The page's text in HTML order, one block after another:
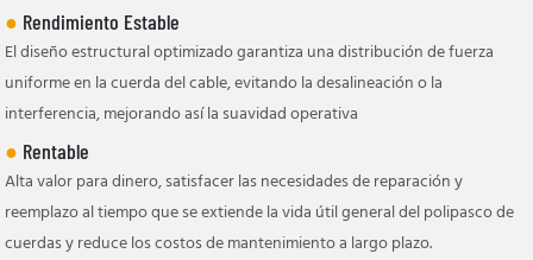
● Rendimiento Estable
El diseño estructural optimizado garantiza una distribución de fuerza
uniforme en la cuerda del cable, evitando la desalineación o la
interferencia, mejorando así la suavidad operativa
● Rentable
Alta valor para dinero, satisfacer las necesidades de reparación y
reemplazo al tiempo que se extiende la vida útil general del polipasco de
cuerdas y reduce los costos de mantenimiento a largo plazo.